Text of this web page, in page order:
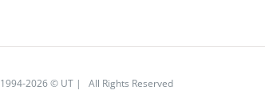
1994-2026 © UT | All Rights Reserved